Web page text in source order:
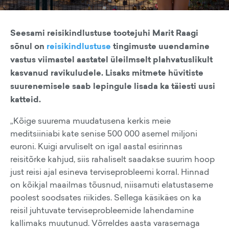
Seesami reisikindlustuse tootejuhi Marit Raagi
sõnul on reisikindlustuse tingimuste uuendamine
vastus viimastel aastatel üleilmselt plahvatuslikult
kasvanud ravikuludele. Lisaks mitmete hüvitiste
suurenemisele saab lepingule lisada ka täiesti uusi
katteid.
„Kõige suurema muudatusena kerkis meie
meditsiiniabi kate senise 500 000 asemel miljoni
euroni. Kuigi arvuliselt on igal aastal esirinnas
reisitõrke kahjud, siis rahaliselt saadakse suurim hoop
just reisi ajal esineva terviseprobleemi korral. Hinnad
on kõikjal maailmas tõusnud, niisamuti elatustaseme
poolest soodsates riikides. Sellega käsikäes on ka
reisil juhtuvate terviseprobleemide lahendamine
kallimaks muutunud. Võrreldes aasta varasemaga